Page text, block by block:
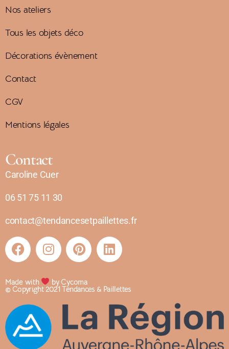
Nos ateliers
Tous les objets déco
Décorations évènement
Contact
CGV
Mentions légales
Contact
Caroline Cuer
06 51 75 11 30
contact@tendancesetpaillettes.fr
Made with by Cycoma
© Copyright 2021 Tendances & Paillettes